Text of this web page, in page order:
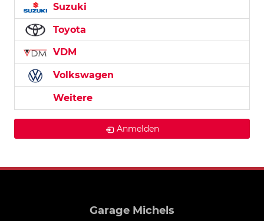
Suzuki
Toyota
VDM
Volkswagen
Weitere
Anmelden
Garage Michels